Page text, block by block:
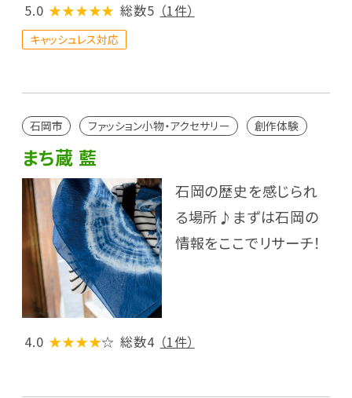
5.0 ★★★★★ 総数5 （1件）
キャッシュレス対応
石岡市 ファッション小物・アクセサリー 創作体験
まち蔵 藍
石岡の歴史を感じられ
る場所♪まずは石岡の
情報をここでリサーチ！
4.0 ★★★★☆ 総数4 （1件）